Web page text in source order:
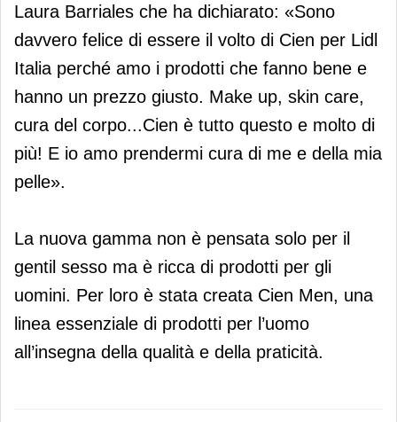
Laura Barriales che ha dichiarato: «Sono
davvero felice di essere il volto di Cien per Lidl
Italia perché amo i prodotti che fanno bene e
hanno un prezzo giusto. Make up, skin care,
cura del corpo...Cien è tutto questo e molto di
più! E io amo prendermi cura di me e della mia
pelle».
La nuova gamma non è pensata solo per il
gentil sesso ma è ricca di prodotti per gli
uomini. Per loro è stata creata Cien Men, una
linea essenziale di prodotti per l’uomo
all’insegna della qualità e della praticità.